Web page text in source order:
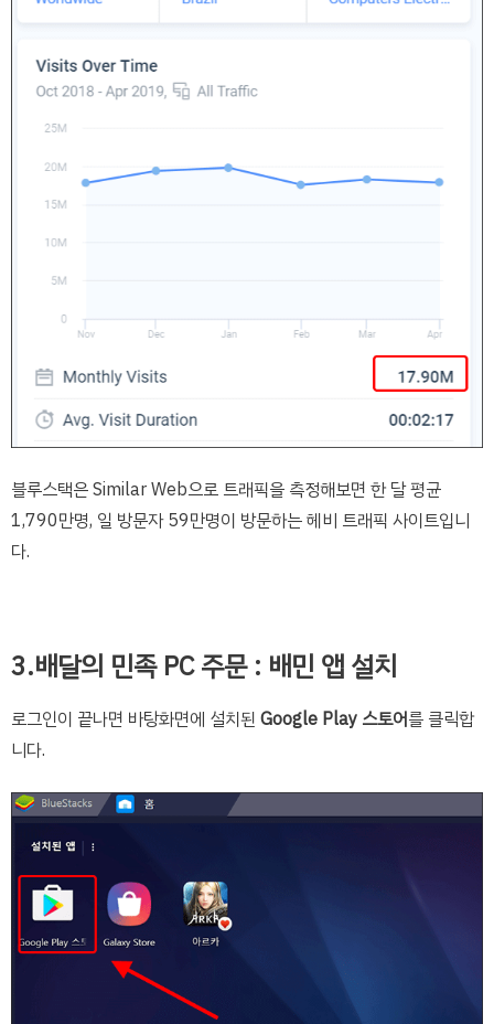
블루스택은 Similar Web으로 트래픽을 측정해보면 한 달 평균
1,790만명, 일 방문자 59만명이 방문하는 헤비 트래픽 사이트입니
다.
3.배달의 민족 PC 주문 : 배민 앱 설치
로그인이 끝나면 바탕화면에 설치된 Google Play 스토어를 클릭합
니다.